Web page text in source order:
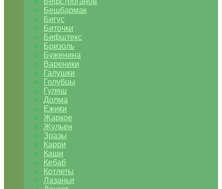
Бешбармак
Бигус
Биточки
Бифштекс
Бризоль
Буженина
Вареники
Галушки
Голубцы
Гуляш
Долма
Ежики
Жаркое
Жульен
Зразы
Карри
Каши
Кебаб
Котлеты
Лазанья